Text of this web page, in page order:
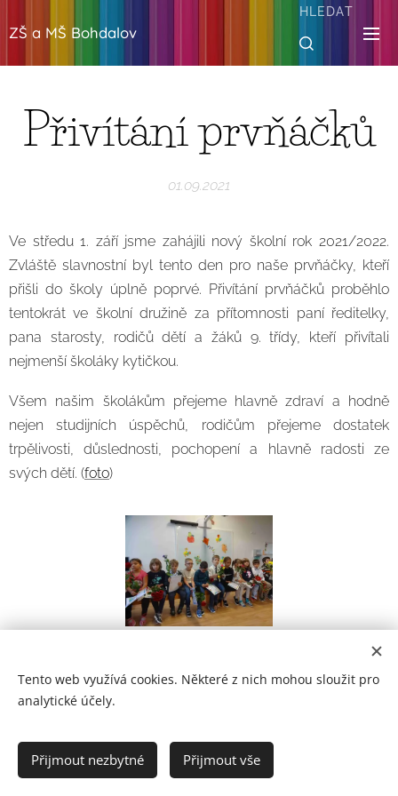
ZŠ a MŠ Bohdalov
HLEDAT
Přivítání prvňáčků
01.09.2021
Ve středu 1. září jsme zahájili nový školní rok 2021/2022.
Zvláště slavnostní byl tento den pro naše prvňáčky, kteří
přišli do školy úplně poprvé. Přivítání prvňáčků proběhlo
tentokrát ve školní družině za přítomnosti paní ředitelky,
pana starosty, rodičů dětí a žáků 9. třídy, kteří přivítali
nejmenší školáky kytičkou.
Všem našim školákům přejeme hlavně zdraví a hodně
nejen studijních úspěchů, rodičům přejeme dostatek
trpělivosti, důslednosti, pochopení a hlavně radosti ze
svých dětí. (foto)
Cookies
Tento web využívá cookies. Některé z nich mohou sloužit pro
analytické účely.
Přijmout nezbytné Přijmout vše